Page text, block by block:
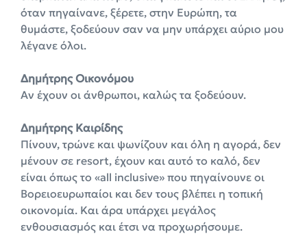
όταν πηγαίνανε, ξέρετε, στην Ευρώπη, τα
θυμάστε, ξοδεύουν σαν να μην υπάρχει αύριο μου
λέγανε όλοι.
Δημήτρης Οικονόμου
Αν έχουν οι άνθρωποι, καλώς τα ξοδεύουν.
Δημήτρης Καιρίδης
Πίνουν, τρώνε και ψωνίζουν και όλη η αγορά, δεν
μένουν σε resort, έχουν και αυτό το καλό, δεν
είναι όπως το «all inclusive» που πηγαίνουνε οι
Βορειοευρωπαίοι και δεν τους βλέπει η τοπική
οικονομία. Και άρα υπάρχει μεγάλος
ενθουσιασμός και έτσι να προχωρήσουμε.